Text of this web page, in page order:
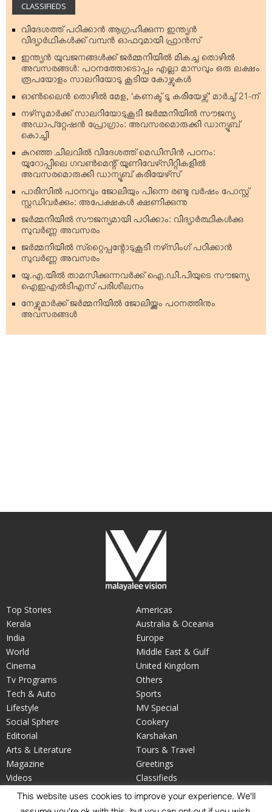
CLASSIFIEDS
വിദേശത്ത് പഠിക്കാന്‍ ആഗ്രഹിക്കുന്ന ഇന്ത്യന്‍
വിദ്യാര്‍ഥികള്‍ക്ക് വമ്പന്‍ ഓഫറുമായി ഫ്രാന്‍സ്
ഇന്ത്യന്‍ യുവജനങ്ങള്‍ക്ക് ജര്‍മ്മനിയില്‍ മികച്ച തൊഴില്‍
അവസരങ്ങള്‍: പഠനത്തോടൊപ്പം എല്ലാ മാസവും ഒരു ലക്ഷം
രൂപയോളം സാലറിയോടു കൂടിയ കോഴ്സുകള്‍
ഓണ്‍ലൈന്‍ തൊഴില്‍ മേള, ‘കണക്ട് ടു കരിയേഴ്സ്’ മാര്‍ച്ച് 21-ന്
നഴ്‌സുമാര്‍ക്ക് സാലറിയോടുകൂടി ജര്‍മ്മനിയില്‍ സൗജന്യ
അഡാപ്റ്റേഷന്‍ പ്രോഗ്രാം: അവസരമൊരുക്കി ഡാന്യൂബ്
കൊച്ചി
കുറഞ്ഞ ചിലവില്‍ വിദേശത്ത് മെഡിസിന്‍ പഠനം:
യൂറോപ്പിലെ ഗവണ്‍മെന്റ് യൂണിവേഴ്‌സിറ്റികളില്‍
അവസരമൊരുക്കി ഡാന്യൂബ് കരിയേഴ്‌സ്
പാരിസില്‍ പഠനവും ജോലിയും പിന്നെ രണ്ടു വര്‍ഷം പോസ്റ്റ്
സ്റ്റഡിവര്‍ക്കും: അപേക്ഷകള്‍ ക്ഷണിക്കുന്നു
ജര്‍മ്മനിയില്‍ സൗജന്യമായി പഠിക്കാം: വിദ്യാര്‍ത്ഥികള്‍ക്കു
സുവര്‍ണ്ണ അവസരം
ജര്‍മ്മനിയില്‍ സ്‌റ്റൈപ്പന്റോടുകൂടി നഴ്‌സിംഗ് പഠിക്കാന്‍
സുവര്‍ണ്ണ അവസരം
യു.എ.യില്‍ താമസിക്കുന്നവര്‍ക്ക് ഐ.ഡി.പിയുടെ സൗജന്യ
ഐഇഎല്‍ടിഎസ് പരിശീലനം
നേഴ്സുമാര്‍ക്ക് ജര്‍മ്മനിയില്‍ ജോലിയ്ക്കും പഠനത്തിനും
അവസരങ്ങള്‍
Top Stories
Kerala
India
World
Cinema
Tv Programs
Tech & Auto
Americas
Australia & Oceania
Europe
Middle East & Gulf
United Kingdom
Others
Sports
Lifestyle
Social Sphere
Editorial
Arts & Literature
Magazine
Videos
Your Say
MV Special
Cookery
Karshakan
Tours & Travel
Greetings
Classifieds
Obituary
This website uses cookies to improve your experience. We'll